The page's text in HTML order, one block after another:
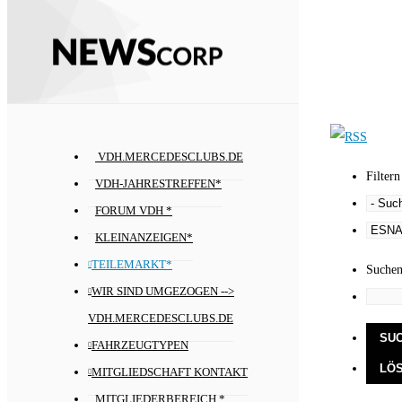
VDH.MERCEDESCLUBS.DE
VDH-JAHRESTREFFEN*
FORUM VDH *
KLEINANZEIGEN*
TEILEMARKT*
WIR SIND UMGEZOGEN -->
VDH.MERCEDESCLUBS.DE
FAHRZEUGTYPEN
MITGLIEDSCHAFT KONTAKT
MITGLIEDERBEREICH *
Filtern
Suchen